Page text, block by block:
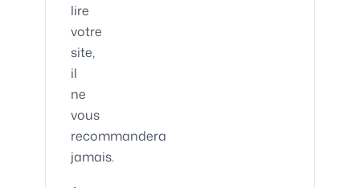
lire
votre
site,
il
ne
vous
recommandera
jamais.